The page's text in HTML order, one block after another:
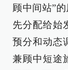
顾中间站”
先分配给始
预分和动态
兼顾中短途